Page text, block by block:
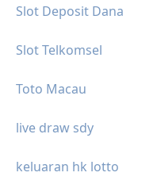
Slot Deposit Dana
Slot Telkomsel
Toto Macau
live draw sdy
keluaran hk lotto